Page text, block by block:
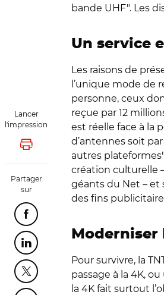
Lancer
l'impression
Lancer l'impression
Partager
sur
Partager cette page sur
Partager cette page sur
Partager cette page sur Twitter
bande UHF". Les
Un service
Les raisons de
l’unique mode de
personne, ceux
reçue par 12
est réelle face à la
d’antennes soit
autres
création culturelle
géants du Net – et
des fins
Moderniser
Pour survivre, la
passage à la 4K,
la 4K fait surtout